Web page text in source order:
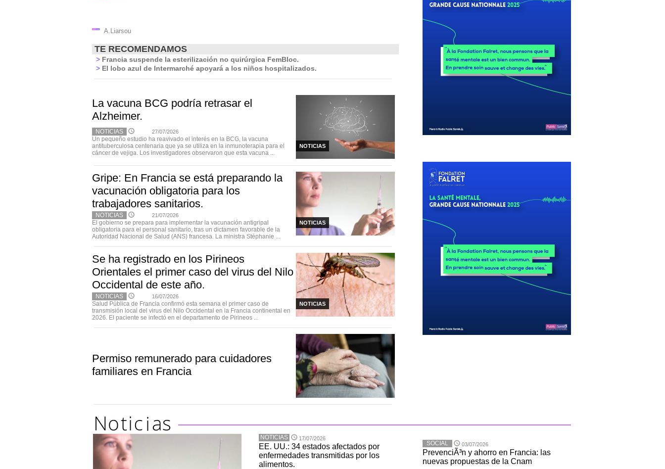
A.Liarsou
TE RECOMENDAMOS
> Francia suspende la esterilización no quirúrgica FemBloc.
> El lobo azul de Intermarché apoyará a los niños hospitalizados.
La vacuna BCG podría retrasar el
Alzheimer.
NOTICIAS
NOTICIAS 27/07/2026
Un pequeño estudio ha reavivado el interés en la BCG, la vacuna
antituberculosa centenaria que ya se utiliza en la inmunoterapia para el
cáncer de vejiga. Los investigadores observaron que esta vacuna ...
Gripe: En Francia se está preparando la
vacunación obligatoria para los
trabajadores sanitarios.
NOTICIAS
NOTICIAS 21/07/2026
El gobierno se prepara para implementar la vacunación antigripal
obligatoria para el personal sanitario, tras un dictamen favorable de la
Autoridad Nacional de Salud (ANS) francesa. La ministra Stéphanie ...
Se ha registrado en los Pirineos
Orientales el primer caso del virus del Nilo
Occidental de este año.
NOTICIAS
NOTICIAS 16/07/2026
Salud Pública de Francia confirmó esta semana el primer caso de
transmisión local del virus del Nilo Occidental en la Francia continental en
2026. El paciente se infectó en el departamento de Pirineos ...
Permiso remunerado para cuidadores
familiares en Francia
NOTICIAS 17/07/2026
EE. UU.: 34 estados afectados por
enfermedades transmitidas por los
alimentos.
SOCIAL 03/07/2026
PrevenciÃ³n y ahorro en Francia: las
nuevas propuestas de la Cnam